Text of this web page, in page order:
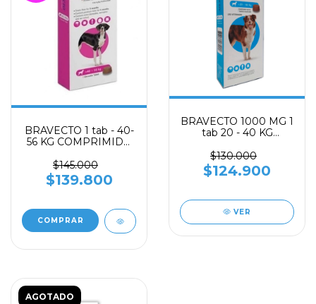
BRAVECTO 1 tab - 40-
56 KG COMPRIMIDO
CONTROL DE
PULGAS Y
GARRAPATAS
$145.000
$139.800
BRAVECTO 1000 MG 1
tab 20 - 40 KG
MASTICABLE PARA
CONTROL DE
PULGAS Y
$130.000
$124.900
VER
AGOTADO